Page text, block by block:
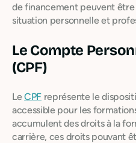
de financement peuvent
situation personnelle et
Le Compte
(CPF)
LeCPF représente le
accessible pour les
accumulent des droits à la
carrière, ces droits pouvant